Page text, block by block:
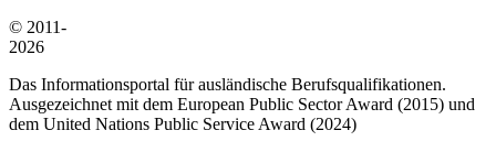
© 2011-
2026
Das Informationsportal für ausländische Berufsqualifikationen.
Ausgezeichnet mit dem European Public Sector Award (2015) und
dem United Nations Public Service Award (2024)